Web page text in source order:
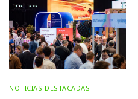
NOTICIAS DESTACADAS